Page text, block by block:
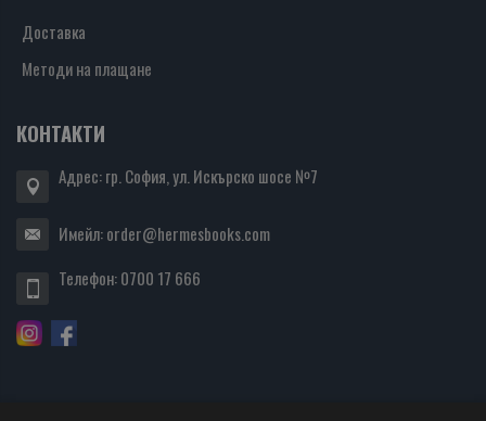
Доставка
Методи на плащане
КОНТАКТИ
Адрес: гр. София, ул. Искърско шосе №7
Имейл:order@hermesbooks.com
Телефон:0700 17 666